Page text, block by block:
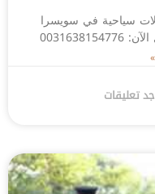
سياحية في سويسرا
تعليقات